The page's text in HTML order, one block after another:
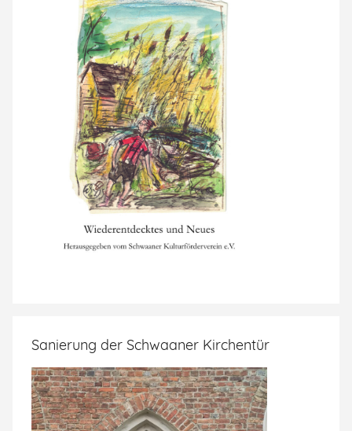
Sanierung der Schwaaner Kirchentür